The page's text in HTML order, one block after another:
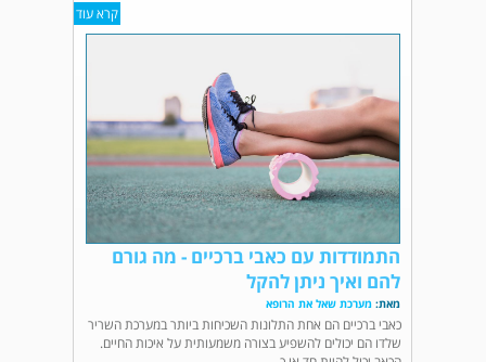
קרא עוד
התמודדות עם כאבי ברכיים - מה גורם
להם ואיך ניתן להקל
מאת:מערכת שאל את הרופא
כאבי ברכיים הם אחת התלונות השכיחות ביותר במערכת השריר
שלדו הם יכולים להשפיע בצורה משמעותית על איכות החיים.